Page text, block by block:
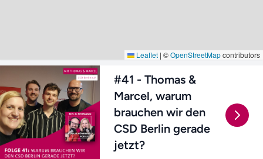
Leaflet | ©OpenStreetMapcontributors
#41 - Thomas &
Marcel, warum
brauchen wir den
CSD Berlin gerade
jetzt?